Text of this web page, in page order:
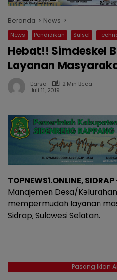
Beranda News
News Pendidikan Sulsel
Hebat!! Simdeskel
Layanan
Darso
2 Min Baca
Juli 11, 2019
TOPNEWS1.ONLINE,
Manajemen Desa/
mempermudah layanan
Sidrap, Sulawesi Selatan.
Pasang Iklan